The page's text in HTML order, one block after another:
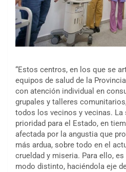
“Estos centros, en los que se
equipos de salud de la
con atención individual en
grupales y talleres
todos los vecinos y vecinas. La
prioridad para el Estado, en
afectada por la angustia que
más ardua, sobre todo en el
crueldad y miseria. Para ello,
modo distinto, haciéndola eje